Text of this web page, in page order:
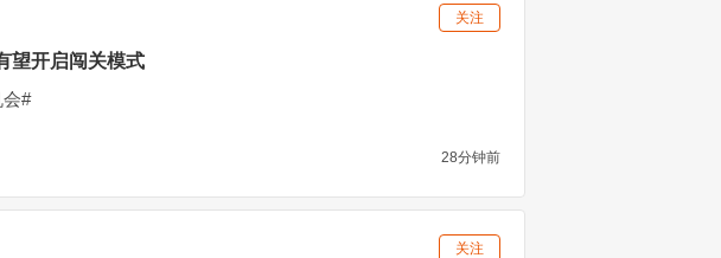
关注
望开启闯关模式
#
28分钟前
关注